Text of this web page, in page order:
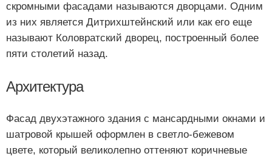
скромными фасадами называются дворцами. Одним
из них является Дитрихштейнский или как его еще
называют Коловратский дворец, построенный более
пяти столетий назад.
Архитектура
Фасад двухэтажного здания с мансардными окнами и
шатровой крышей оформлен в светло-бежевом
цвете, который великолепно оттеняют коричневые